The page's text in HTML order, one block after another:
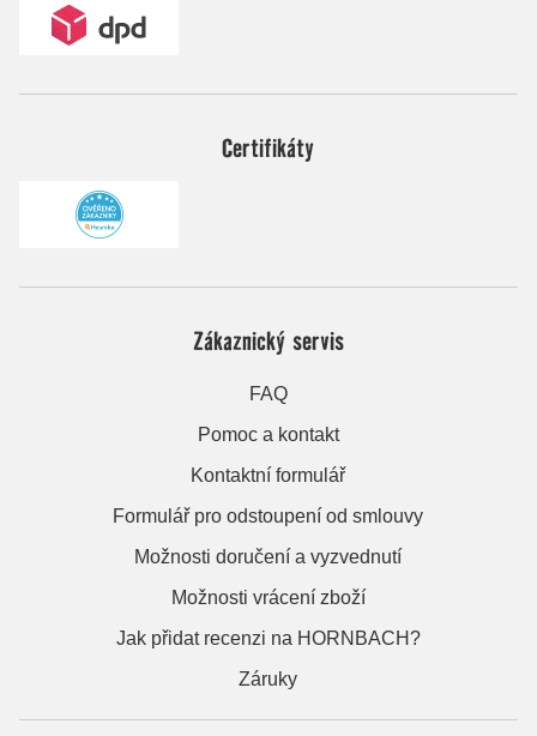
Certifikáty
Zákaznický servis
FAQ
Pomoc a kontakt
Kontaktní formulář
Formulář pro odstoupení od smlouvy
Možnosti doručení a vyzvednutí
Možnosti vrácení zboží
Jak přidat recenzi na HORNBACH?
Záruky